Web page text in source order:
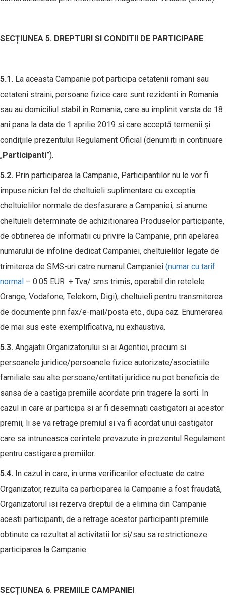
SECȚIUNEA 5. DREPTURI SI CONDITII DE PARTICIPARE
5.1. La aceasta Campanie pot participa cetatenii romani sau
cetateni straini, persoane fizice care sunt rezidenti in Romania
sau au domiciliul stabil in Romania, care au implinit varsta de 18
ani pana la data de 1 aprilie 2019 si care acceptă termenii şi
condiţiile prezentului Regulament Oficial (denumiti in continuare
„Participanti”).
5.2. Prin participarea la Campanie, Participantilor nu le vor fi
impuse niciun fel de cheltuieli suplimentare cu exceptia
cheltuielilor normale de desfasurare a Campaniei, si anume
cheltuieli determinate de achizitionarea Produselor participante,
de obtinerea de informatii cu privire la Campanie, prin apelarea
numarului de infoline dedicat Campaniei, cheltuielilor legate de
trimiterea de SMS-uri catre numarul Campaniei (numar cu tarif
normal – 0.05 EUR + Tva/ sms trimis, operabil din retelele
Orange, Vodafone, Telekom, Digi), cheltuieli pentru transmiterea
de documente prin fax/e-mail/posta etc., dupa caz. Enumerarea
de mai sus este exemplificativa, nu exhaustiva.
5.3. Angajatii Organizatorului si ai Agentiei, precum si
persoanele juridice/persoanele fizice autorizate/asociatiile
familiale sau alte persoane/entitati juridice nu pot beneficia de
sansa de a castiga premiile acordate prin tragere la sorti. In
cazul in care ar participa si ar fi desemnati castigatori ai acestor
premii, li se va retrage premiul si va fi acordat unui castigator
care sa intruneasca cerintele prevazute in prezentul Regulament
pentru castigarea premiilor.
5.4. In cazul in care, in urma verificarilor efectuate de catre
Organizator, rezulta ca participarea la Campanie a fost fraudată,
Organizatorul isi rezerva dreptul de a elimina din Campanie
acesti participanti, de a retrage acestor participanti premiile
obtinute ca rezultat al activitatii lor si/sau sa restrictioneze
participarea la Campanie.
SECȚIUNEA 6. PREMIILE CAMPANIEI